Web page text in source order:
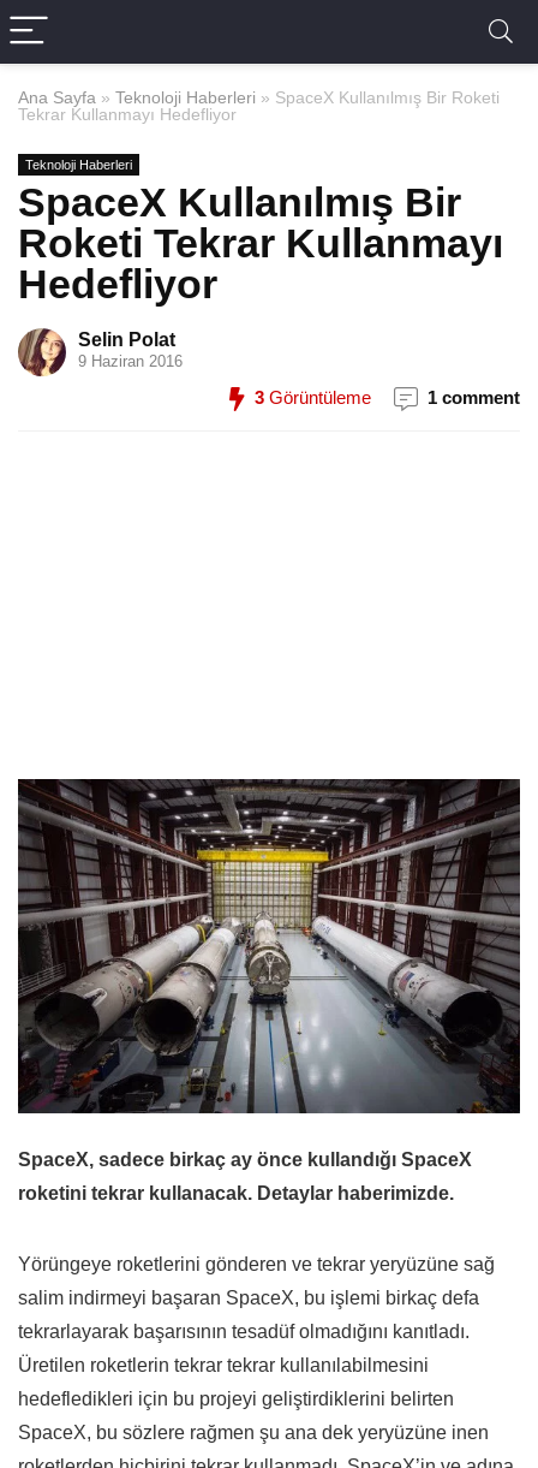
Ana Sayfa » Teknoloji Haberleri » SpaceX Kullanılmış Bir Roketi
Tekrar Kullanmayı Hedefliyor
Teknoloji Haberleri
SpaceX Kullanılmış Bir
Roketi Tekrar Kullanmayı
Hedefliyor
Selin Polat
9 Haziran 2016
3 Görüntüleme 1 comment
SpaceX, sadece birkaç ay önce kullandığı SpaceX
roketini tekrar kullanacak. Detaylar haberimizde.
Yörüngeye roketlerini gönderen ve tekrar yeryüzüne sağ
salim indirmeyi başaran SpaceX, bu işlemi birkaç defa
tekrarlayarak başarısının tesadüf olmadığını kanıtladı.
Üretilen roketlerin tekrar tekrar kullanılabilmesini
hedefledikleri için bu projeyi geliştirdiklerini belirten
SpaceX, bu sözlere rağmen şu ana dek yeryüzüne inen